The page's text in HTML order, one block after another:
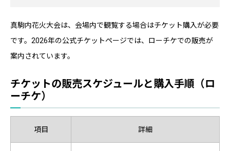
真駒内花火大会は、会場内で観覧する場合はチケット購入が必要
です。2026年の公式チケットページでは、ローチケでの販売が
案内されています。
チケットの販売スケジュールと購入手順（ロ
ーチケ）
項目 詳細